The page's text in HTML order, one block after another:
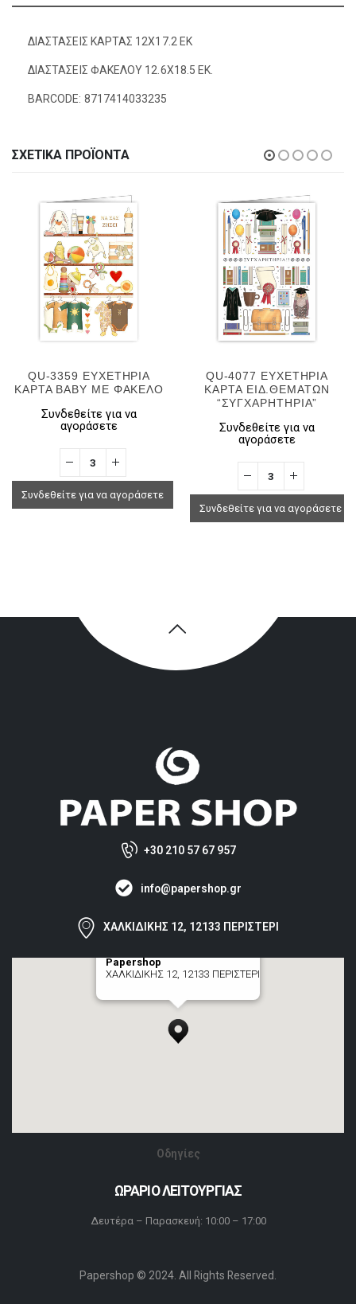
ΔΙΑΣΤΑΣΕΙΣ ΚΑΡΤΑΣ 12Χ17.2 ΕΚ
ΔΙΑΣΤΑΣΕΙΣ ΦΑΚΕΛΟΥ 12.6Χ18.5 ΕΚ.
BARCODE: 8717414033235
ΣΧΕΤΙΚΆ ΠΡΟΪΌΝΤΑ
QU-3359 ΕΥΧΕΤΗΡΙΑ
ΚΑΡΤΑ BABY ΜΕ ΦΑΚΕΛΟ
Συνδεθείτε για να
αγοράσετε
Συνδεθείτε για να αγοράσετε
QU-4077 ΕΥΧΕΤΗΡΙΑ
ΚΑΡΤΑ ΕΙΔ.ΘΕΜΑΤΩΝ
“ΣΥΓΧΑΡΗΤΗΡΙΑ”
Συνδεθείτε για να
αγοράσετε
Συνδεθείτε για να αγοράσετε
+30 210 57 67 957
info@papershop.gr
ΧΑΛΚΙΔΙΚΗΣ 12, 12133 ΠΕΡΙΣΤΕΡΙ
Papershop
ΧΑΛΚΙΔΙΚΗΣ 12, 12133 ΠΕΡΙΣΤΕΡΙ
Οδηγίες
ΩΡΑΡΙΟ ΛΕΙΤΟΥΡΓΙΑΣ
Δευτέρα – Παρασκευή: 10:00 – 17:00
Papershop © 2024. All Rights Reserved.